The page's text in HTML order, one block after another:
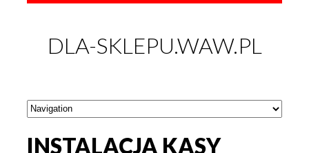
DLA-SKLEPU.WAW.PL
INSTALACJA KASY